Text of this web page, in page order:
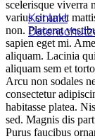
Kontakt
scelerisque viverra
varius sit amet
non. Placerat
sapien eget mi.
aliquam. Lacinia
aliquam sem et
Arcu non sodales
consectetur
habitasse platea.
sed. Magnis dis
Purus faucibus